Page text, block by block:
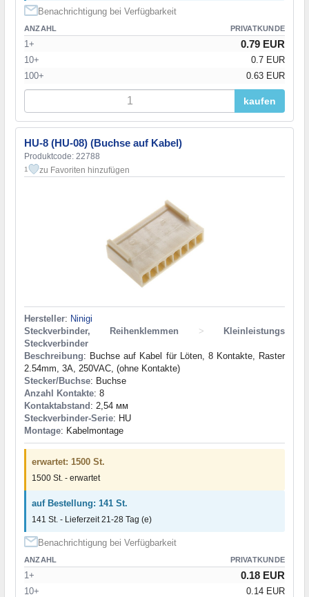
Benachrichtigung bei Verfügbarkeit
ANZAHL PRIVATKUNDE
1+ 0.79 EUR
10+
0.7 EUR
100+
0.63 EUR
kaufen
HU-8 (HU-08) (Buchse auf Kabel)
Produktcode: 22788
1 zu Favoriten hinzufügen
Hersteller: Ninigi
Steckverbinder, Reihenklemmen
>
Kleinleistungs
Steckverbinder
Beschreibung: Buchse auf Kabel für Löten, 8 Kontakte, Raster
2.54mm, 3A, 250VAC, (ohne Kontakte)
Stecker/Buchse: Buchse
Anzahl Kontakte: 8
Kontaktabstand: 2,54 мм
Steckverbinder-Serie: HU
Montage: Kabelmontage
erwartet: 1500 St.
1500 St. - erwartet
auf Bestellung: 141 St.
141 St. - Lieferzeit 21-28 Tag (e)
Benachrichtigung bei Verfügbarkeit
ANZAHL PRIVATKUNDE
1+ 0.18 EUR
10+
0.14 EUR